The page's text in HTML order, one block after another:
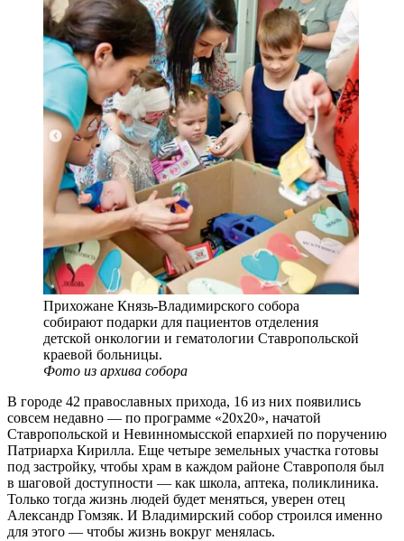
Прихожане Князь-Владимирского собора
собирают подарки для пациентов отделения
детской онкологии и гематологии Ставропольской
краевой больницы.
Фото из архива собора
В городе 42 православных прихода, 16 из них появились
совсем недавно — по программе «20х20», начатой
Ставропольской и Невинномысской епархией по поручению
Патриарха Кирилла. Еще четыре земельных участка готовы
под застройку, чтобы храм в каждом районе Ставрополя был
в шаговой доступности — как школа, аптека, поликлиника.
Только тогда жизнь людей будет меняться, уверен отец
Александр Гомзяк. И Владимирский собор строился именно
для этого — чтобы жизнь вокруг менялась.